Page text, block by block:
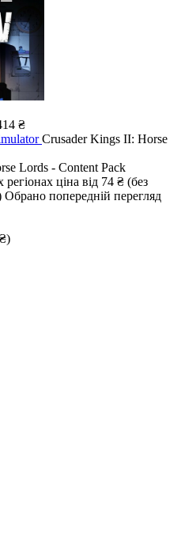
₴
Crusader Kings II: Horse
Lords - Content Pack
ціна від 74 ₴ (без
Обрано попередній перегляд